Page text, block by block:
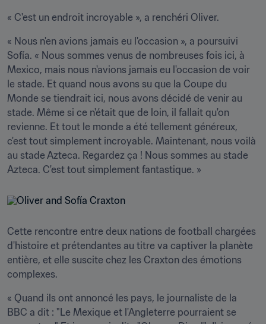
« C'est un endroit incroyable », a renchéri Oliver.
« Nous n'en avions jamais eu l'occasion », a poursuivi
Sofía. « Nous sommes venus de nombreuses fois ici, à
Mexico, mais nous n'avions jamais eu l'occasion de voir
le stade. Et quand nous avons su que la Coupe du
Monde se tiendrait ici, nous avons décidé de venir au
stade. Même si ce n'était que de loin, il fallait qu'on
revienne. Et tout le monde a été tellement généreux,
c'est tout simplement incroyable. Maintenant, nous voilà
au stade Azteca. Regardez ça ! Nous sommes au stade
Azteca. C'est tout simplement fantastique. »
Cette rencontre entre deux nations de football chargées
d'histoire et prétendantes au titre va captiver la planète
entière, et elle suscite chez les Craxton des émotions
complexes.
« Quand ils ont annoncé les pays, le journaliste de la
BBC a dit : "Le Mexique et l'Angleterre pourraient se